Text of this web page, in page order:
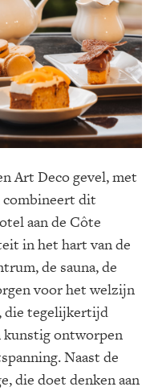
Art Deco gevel, met
combineert dit
aan de Côte
in het hart van de
de sauna, de
voor het welzijn
die tegelijkertijd
kunstig ontworpen
Naast de
die doet denken aan